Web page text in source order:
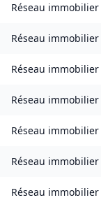
Réseau immobilier
Réseau immobilier
Réseau immobilier
Réseau immobilier
Réseau immobilier
Réseau immobilier
Réseau immobilier